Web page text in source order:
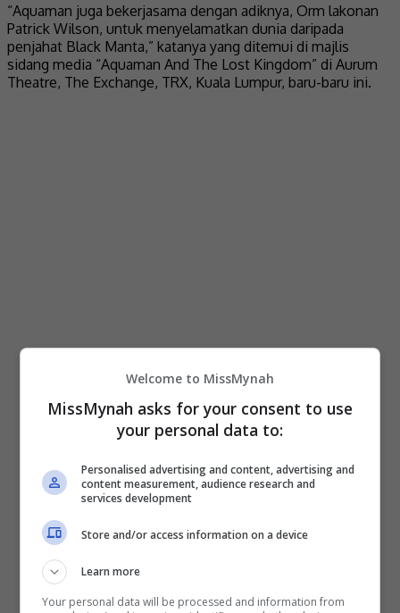
“Aquaman juga bekerjasama dengan adiknya, Orm lakonan
Patrick Wilson, untuk menyelamatkan dunia daripada
penjahat Black Manta,” katanya yang ditemui di majlis
sidang media “Aquaman And The Lost Kingdom” di Aurum
Theatre, The Exchange, TRX, Kuala Lumpur, baru-baru ini.
Welcome to MissMynah
MissMynah asks for your consent to use
your personal data to:
Personalised advertising and content, advertising and
content measurement, audience research and
services development
Store and/or access information on a device
Learn more
Your personal data will be processed and information from